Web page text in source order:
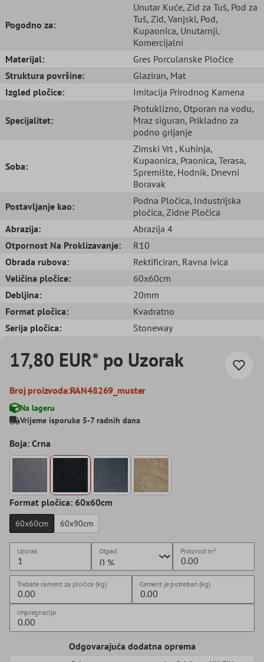
Pogodno za:
Unutar Kuće, Zid za Tuš, Pod za
Tuš, Zid, Vanjski, Pod,
Kupaonica, Unutarnji,
Komercijalni
Materijal:
Gres Porculanske Pločice
Struktura površine:
Glaziran, Mat
Izgled pločice:
Imitacija Prirodnog Kamena
Specijalitet:
Protuklizno, Otporan na vodu,
Mraz siguran, Prikladno za
podno grijanje
Soba:
Zimski Vrt , Kuhinja,
Kupaonica, Praonica, Terasa,
Spremište, Hodnik, Dnevni
Boravak
Postavljanje kao:
Podna Pločica, Industrijska
pločica, Zidne Pločica
Abrazija:
Abrazija 4
Otpornost Na Proklizavanje:
R10
Obrada rubova:
Rektificiran, Ravna ivica
Veličina pločice:
60x60cm
Debljina:
20mm
Format pločica:
Kvadratno
Serija pločica:
Stoneway
17,80 EUR* po Uzorak
Broj proizvoda:RAN48269_muster
Na lageru
Vrijeme isporuke 5-7 radnih dana
Boja: Crna
Format pločica: 60x60cm
60x60cm 60x90cm
Uzorak Otpad Proizvod m²
Trebate cement za pločice (kg) Cement je potreban (kg)
Impregnacija
Odgovarajuća dodatna oprema